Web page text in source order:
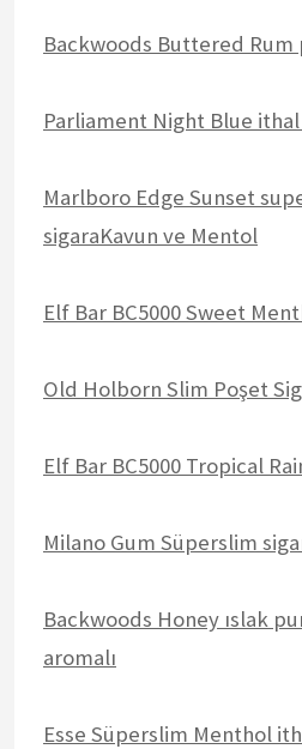
Backwoods Buttered
Parliament Night Blue ithal
Marlboro Edge Sunset
sigaraKavun ve Mentol
Elf Bar BC5000 Sweet
Old Holborn Slim Poşet
Elf Bar BC5000 Tropical
Milano Gum Süperslim
Backwoods Honey ıslak
aromalı
Esse Süperslim Menthol